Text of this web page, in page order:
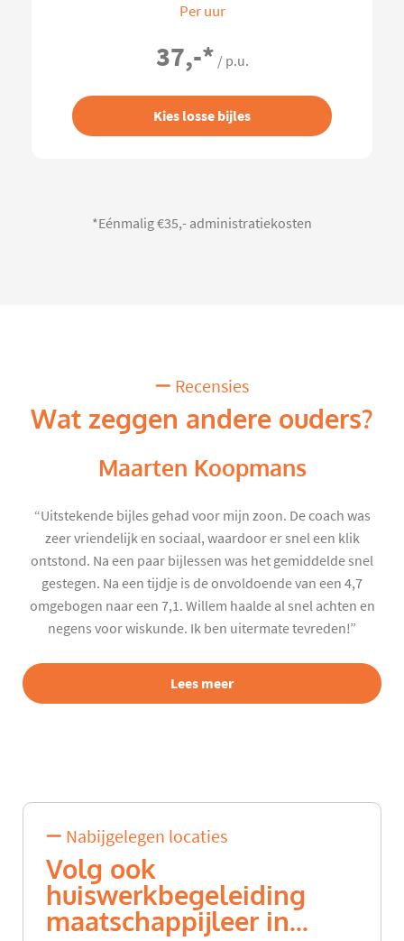
Per uur
37,-* / p.u.
Kies losse bijles
*Eénmalig €35,- administratiekosten
Recensies
Wat zeggen andere ouders?
Maarten Koopmans
“Uitstekende bijles gehad voor mijn zoon. De coach was
zeer vriendelijk en sociaal, waardoor er snel een klik
ontstond. Na een paar bijlessen was het gemiddelde snel
gestegen. Na een tijdje is de onvoldoende van een 4,7
omgebogen naar een 7,1. Willem haalde al snel achten en
negens voor wiskunde. Ik ben uitermate tevreden!”
Lees meer
Nabijgelegen locaties
Volg ook
huiswerkbegeleiding
maatschappijleer in...